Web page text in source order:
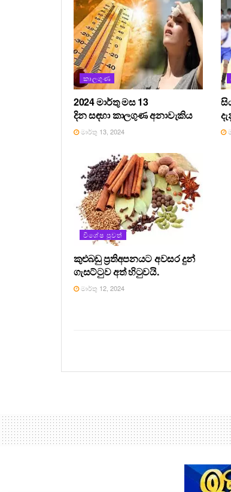
කාලගුණ
2024 මාර්තු මස 13
දින සඳහා කාලගුණ අනාවැකිය
මාර්තු 13, 2024
විශේෂ පුවත්
කුළුබඩු ප්‍රතිඅපනයට අවසර දුන්
ගැසට්ටුව අත් හිටුවයි.
මාර්තු 12, 2024